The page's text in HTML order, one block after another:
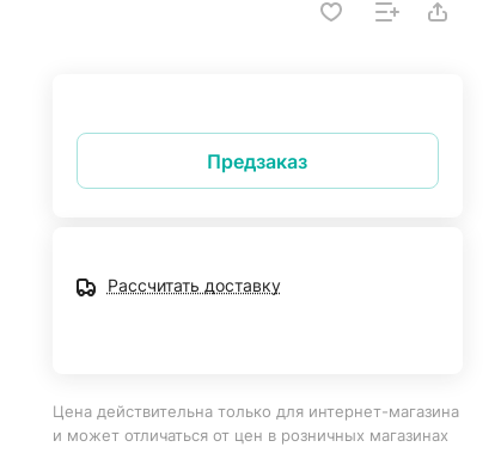
Предзаказ
Рассчитать доставку
Цена действительна только для интернет-магазина
и может отличаться от цен в розничных магазинах